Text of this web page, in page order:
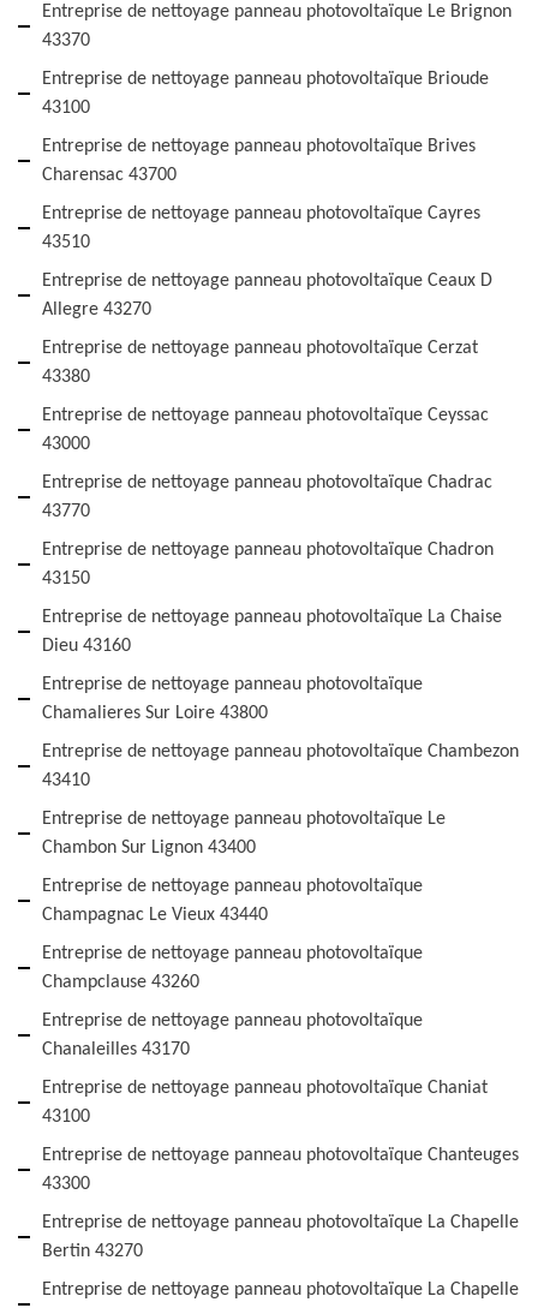
Entreprise de nettoyage panneau photovoltaïque Le Brignon
43370
Entreprise de nettoyage panneau photovoltaïque Brioude
43100
Entreprise de nettoyage panneau photovoltaïque Brives
Charensac 43700
Entreprise de nettoyage panneau photovoltaïque Cayres
43510
Entreprise de nettoyage panneau photovoltaïque Ceaux D
Allegre 43270
Entreprise de nettoyage panneau photovoltaïque Cerzat
43380
Entreprise de nettoyage panneau photovoltaïque Ceyssac
43000
Entreprise de nettoyage panneau photovoltaïque Chadrac
43770
Entreprise de nettoyage panneau photovoltaïque Chadron
43150
Entreprise de nettoyage panneau photovoltaïque La Chaise
Dieu 43160
Entreprise de nettoyage panneau photovoltaïque
Chamalieres Sur Loire 43800
Entreprise de nettoyage panneau photovoltaïque Chambezon
43410
Entreprise de nettoyage panneau photovoltaïque Le
Chambon Sur Lignon 43400
Entreprise de nettoyage panneau photovoltaïque
Champagnac Le Vieux 43440
Entreprise de nettoyage panneau photovoltaïque
Champclause 43260
Entreprise de nettoyage panneau photovoltaïque
Chanaleilles 43170
Entreprise de nettoyage panneau photovoltaïque Chaniat
43100
Entreprise de nettoyage panneau photovoltaïque Chanteuges
43300
Entreprise de nettoyage panneau photovoltaïque La Chapelle
Bertin 43270
Entreprise de nettoyage panneau photovoltaïque La Chapelle